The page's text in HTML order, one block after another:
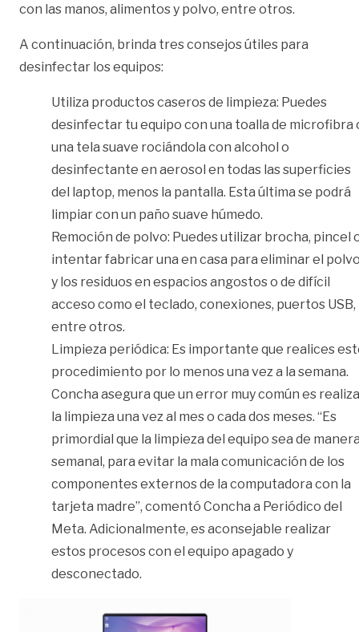
con las manos, alimentos y polvo, entre otros.
A continuación, brinda tres consejos útiles para
desinfectar los equipos:
Utiliza productos caseros de limpieza: Puedes
desinfectar tu equipo con una toalla de microfibra
una tela suave rociándola con alcohol o
desinfectante en aerosol en todas las superficies
del laptop, menos la pantalla. Esta última se podrá
limpiar con un paño suave húmedo.
Remoción de polvo: Puedes utilizar brocha, pincel
intentar fabricar una en casa para eliminar el
y los residuos en espacios angostos o de difícil
acceso como el teclado, conexiones, puertos USB,
entre otros.
Limpieza periódica: Es importante que realices
procedimiento por lo menos una vez a la semana.
Concha asegura que un error muy común es
la limpieza una vez al mes o cada dos meses. “Es
primordial que la limpieza del equipo sea de
semanal, para evitar la mala comunicación de los
componentes externos de la computadora con la
tarjeta madre”, comentó Concha a Periódico del
Meta. Adicionalmente, es aconsejable realizar
estos procesos con el equipo apagado y
desconectado.